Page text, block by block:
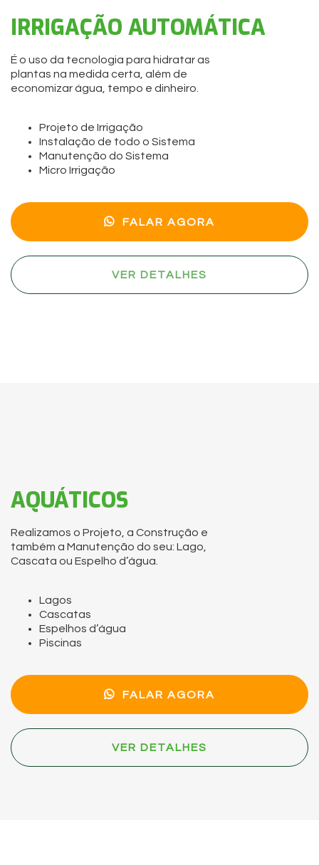
IRRIGAÇÃO AUTOMÁTICA
É o uso da tecnologia para hidratar as
plantas na medida certa, além de
economizar água, tempo e dinheiro.
Projeto de Irrigação
Instalação de todo o Sistema
Manutenção do Sistema
Micro Irrigação
FALAR AGORA
VER DETALHES
AQUÁTICOS
Realizamos o Projeto, a Construção e
também a Manutenção do seu: Lago,
Cascata ou Espelho d’água.
Lagos
Cascatas
Espelhos d’água
Piscinas
FALAR AGORA
VER DETALHES